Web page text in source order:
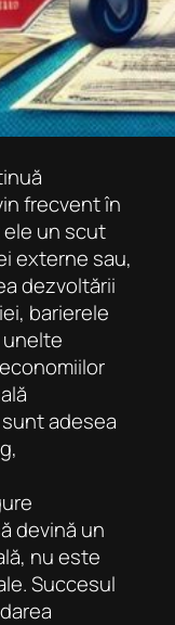
frecvent în
un scut
externe sau,
dezvoltării
barierele
adesea
devină un
nu este
Succesul